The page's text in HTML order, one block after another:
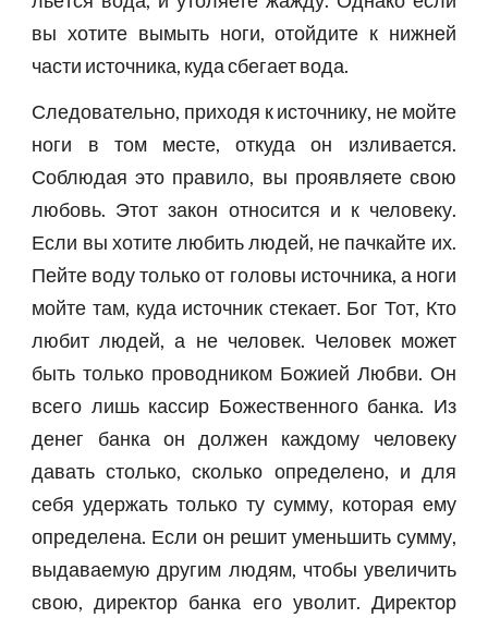
вы хотите вымыть ноги, отойдите к нижней
части источника, куда сбегает вода.
Следовательно, приходя к источнику, не мойте
ноги в том месте, откуда он изливается.
Соблюдая это правило, вы проявляете свою
любовь. Этот закон относится и к человеку.
Если вы хотите любить людей, не пачкайте их.
Пейте воду только от головы источника, а ноги
мойте там, куда источник стекает. Бог Тот, Кто
любит людей, а не человек. Человек может
быть только проводником Божией Любви. Он
всего лишь кассир Божественного банка. Из
денег банка он должен каждому человеку
давать столько, сколько определено, и для
себя удержать только ту сумму, которая ему
определена. Если он решит уменьшить сумму,
выдаваемую другим людям, чтобы увеличить
свою, директор банка его уволит. Директор